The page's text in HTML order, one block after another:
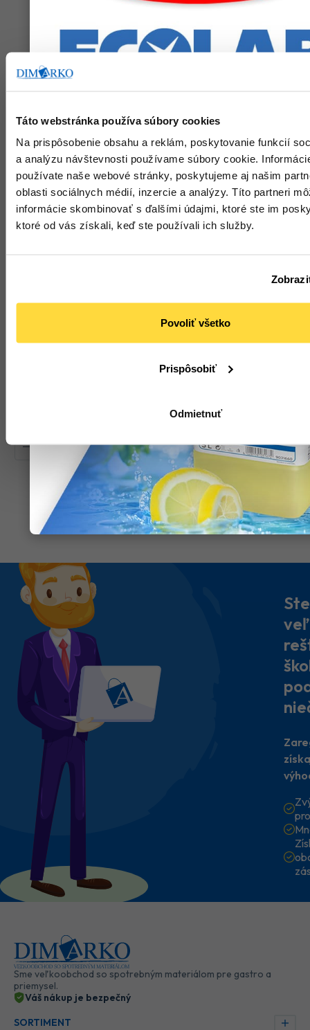
Táto webstránka používa súbory cookies
Na prispôsobenie obsahu a reklám, poskytovanie funkcií
a analýzu návštevnosti používame súbory cookie.
používate naše webové stránky, poskytujeme aj našim
oblasti sociálnych médií, inzercie a analýzy. Títo partneri
informácie skombinovať s ďalšími údajmi, ktoré ste im
ktoré od vás získali, keď ste používali ich služby.
Povoliť všetko
Prispôsobiť
Odmietnuť
Krabica na pizzu 40 x
Počet bal. v kartóne:1
košíka
Pizza krabica 29 x 29 x
3 cm, 100 ks
Počet bal. v kartóne:
15,83 €
košíka
Ste
Sme veľkoobchod so spotrebným materiálom pre gastro a
priemysel.
Váš nákup je bezpečný
SORTIMENT